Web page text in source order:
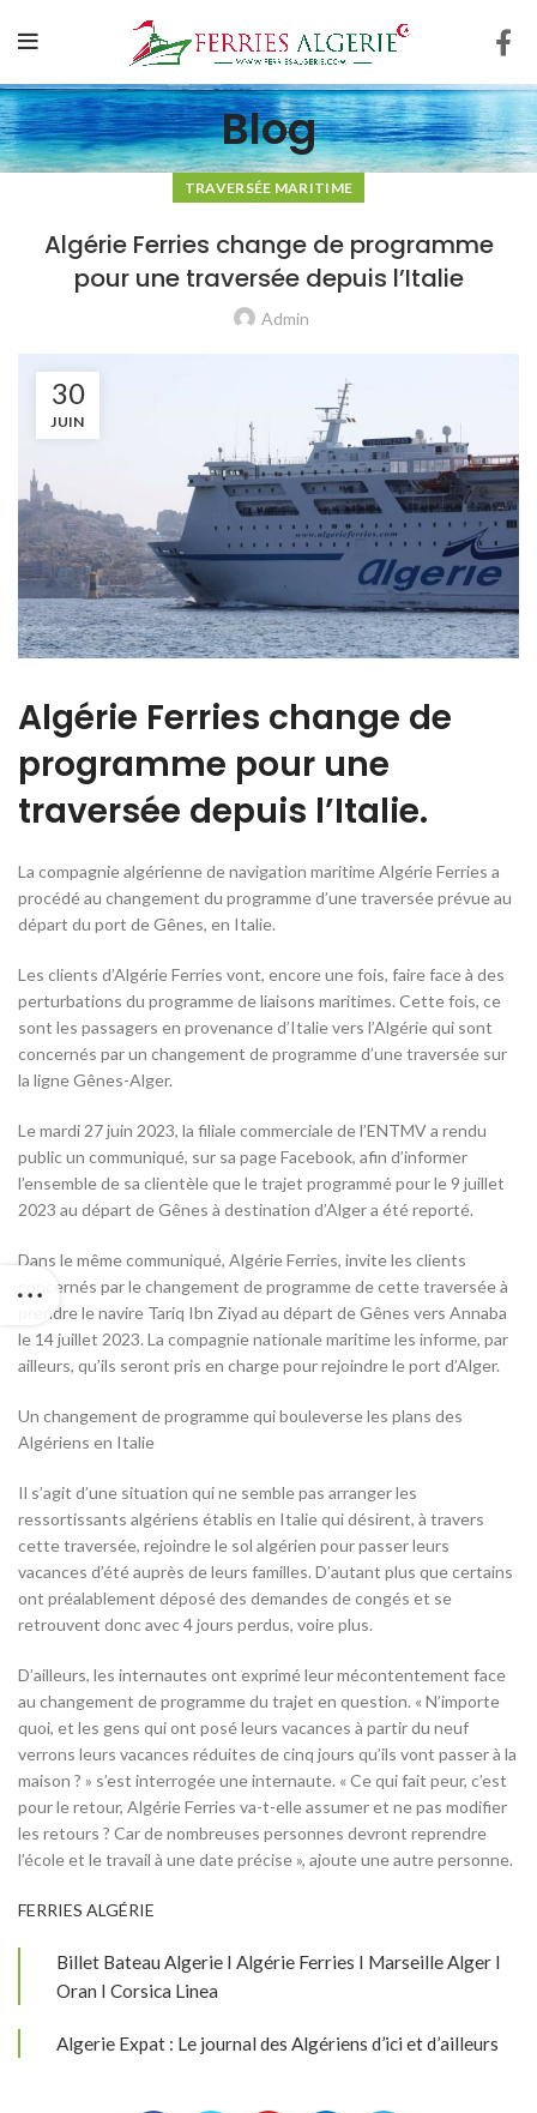
Blog
TRAVERSÉE MARITIME
Algérie Ferries change de programme
pour une traversée depuis l’Italie
Admin
30
JUIN
Algérie Ferries change de
programme pour une
traversée depuis l’Italie.
La compagnie algérienne de navigation maritime Algérie Ferries a
procédé au changement du programme d’une traversée prévue au
départ du port de Gênes, en Italie.
Les clients d’Algérie Ferries vont, encore une fois, faire face à des
perturbations du programme de liaisons maritimes. Cette fois, ce
sont les passagers en provenance d’Italie vers l’Algérie qui sont
concernés par un changement de programme d’une traversée sur
la ligne Gênes-Alger.
Le mardi 27 juin 2023, la filiale commerciale de l’ENTMV a rendu
public un communiqué, sur sa page Facebook, afin d’informer
l’ensemble de sa clientèle que le trajet programmé pour le 9 juillet
2023 au départ de Gênes à destination d’Alger a été reporté.
Dans le même communiqué, Algérie Ferries, invite les clients
concernés par le changement de programme de cette traversée à
prendre le navire Tariq Ibn Ziyad au départ de Gênes vers Annaba
le 14 juillet 2023. La compagnie nationale maritime les informe, par
ailleurs, qu’ils seront pris en charge pour rejoindre le port d’Alger.
Un changement de programme qui bouleverse les plans des
Algériens en Italie
Il s’agit d’une situation qui ne semble pas arranger les
ressortissants algériens établis en Italie qui désirent, à travers
cette traversée, rejoindre le sol algérien pour passer leurs
vacances d’été auprès de leurs familles. D’autant plus que certains
ont préalablement déposé des demandes de congés et se
retrouvent donc avec 4 jours perdus, voire plus.
D’ailleurs, les internautes ont exprimé leur mécontentement face
au changement de programme du trajet en question. « N’importe
quoi, et les gens qui ont posé leurs vacances à partir du neuf
verrons leurs vacances réduites de cinq jours qu’ils vont passer à la
maison ? » s’est interrogée une internaute. « Ce qui fait peur, c’est
pour le retour, Algérie Ferries va-t-elle assumer et ne pas modifier
les retours ? Car de nombreuses personnes devront reprendre
l’école et le travail à une date précise », ajoute une autre personne.
FERRIES ALGÉRIE
Billet Bateau Algerie I Algérie Ferries I Marseille Alger I
Oran I Corsica Linea
Algerie Expat : Le journal des Algériens d’ici et d’ailleurs